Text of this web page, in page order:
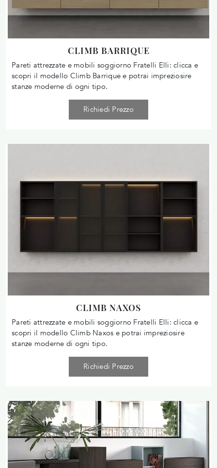
CLIMB BARRIQUE
Pareti attrezzate e mobili soggiorno Fratelli Elli: clicca e
scopri il modello Climb Barrique e potrai impreziosire
stanze moderne di ogni tipo.
Richiedi Prezzo
CLIMB NAXOS
Pareti attrezzate e mobili soggiorno Fratelli Elli: clicca e
scopri il modello Climb Naxos e potrai impreziosire
stanze moderne di ogni tipo.
Richiedi Prezzo